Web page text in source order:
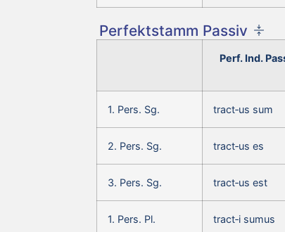
Perfektstamm Passiv
Perf. Ind.
1. Pers. Sg. tract‑us sum
2. Pers. Sg. tract‑us es
3. Pers. Sg. tract‑us est
1. Pers. Pl. tract‑i sumus